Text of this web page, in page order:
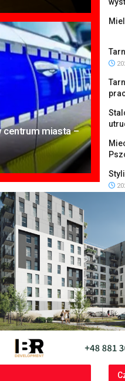
centrum miasta –